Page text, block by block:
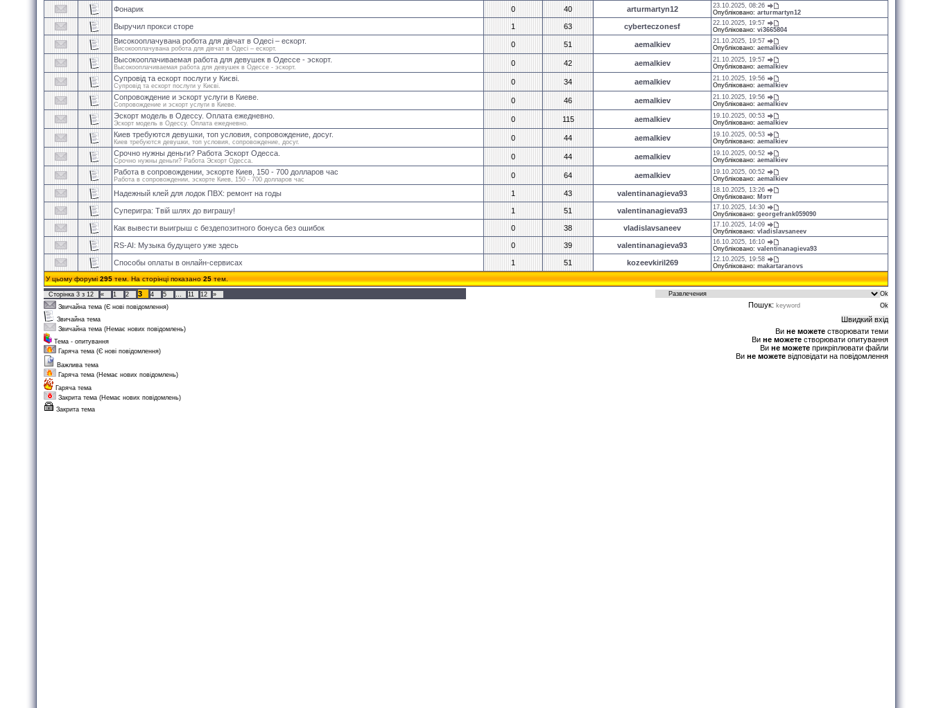
Фонарик 0 40 arturmartyn12
23.10.2025, 08:26
Опубліковано: arturmartyn12
Выручил прокси сторе 1 63 cyberteczonesf
22.10.2025, 19:57
Опубліковано: vi3665804
Високооплачувана робота для дівчат в Одесі – ескорт.
Високооплачувана робота для дівчат в Одесі – ескорт. 0 51 aemalkiev
21.10.2025, 19:57
Опубліковано: aemalkiev
Высокооплачиваемая работа для девушек в Одессе - эскорт.
Высокооплачиваемая работа для девушек в Одессе - эскорт. 0 42 aemalkiev
21.10.2025, 19:57
Опубліковано: aemalkiev
Супровід та ескорт послуги у Києві.
Супровід та ескорт послуги у Києві. 0 34 aemalkiev
21.10.2025, 19:56
Опубліковано: aemalkiev
Сопровождение и эскорт услуги в Киеве.
Сопровождение и эскорт услуги в Киеве. 0 46 aemalkiev
21.10.2025, 19:56
Опубліковано: aemalkiev
Эскорт модель в Одессу. Оплата ежедневно.
Эскорт модель в Одессу. Оплата ежедневно. 0 115 aemalkiev
19.10.2025, 00:53
Опубліковано: aemalkiev
Киев требуются девушки, топ условия, сопровождение, досуг.
Киев требуются девушки, топ условия, сопровождение, досуг. 0 44 aemalkiev
19.10.2025, 00:53
Опубліковано: aemalkiev
Срочно нужны деньги? Работа Эскорт Одесса.
Срочно нужны деньги? Работа Эскорт Одесса. 0 44 aemalkiev
19.10.2025, 00:52
Опубліковано: aemalkiev
Работа в сопровождении, эскорте Киев, 150 - 700 долларов час
Работа в сопровождении, эскорте Киев, 150 - 700 долларов час 0 64 aemalkiev
19.10.2025, 00:52
Опубліковано: aemalkiev
Надежный клей для лодок ПВХ: ремонт на годы 1 43 valentinanagieva93
18.10.2025, 13:26
Опубліковано: Мэтт
Суперигра: Твій шлях до виграшу! 1 51 valentinanagieva93
17.10.2025, 14:30
Опубліковано: georgefrank059090
Как вывести выигрыш с бездепозитного бонуса без ошибок 0 38 vladislavsaneev
17.10.2025, 14:09
Опубліковано: vladislavsaneev
RS-AI: Музыка будущего уже здесь 0 39 valentinanagieva93
16.10.2025, 16:10
Опубліковано: valentinanagieva93
Способы оплаты в онлайн-сервисах 1 51 kozeevkiril269
12.10.2025, 19:58
Опубліковано: makartaranovs
У цьому форумі 295 тем. На сторінці показано 25 тем.
Сторінка 3 з 12 « 1 2 3 4 5 … 11 12
»
Звичайна тема (Є нові повідомлення)
Звичайна тема
Звичайна тема (Немає нових повідомлень)
Тема - опитування
Гаряча тема (Є нові повідомлення)
Важлива тема
Гаряча тема (Немає нових повідомлень)
Гаряча тема
Закрита тема (Немає нових повідомлень)
Закрита тема
Пошук:
Ви не можете створювати теми
Ви не можете створювати опитування
Ви не можете прикріплювати файли
Ви не можете відповідати на повідомлення